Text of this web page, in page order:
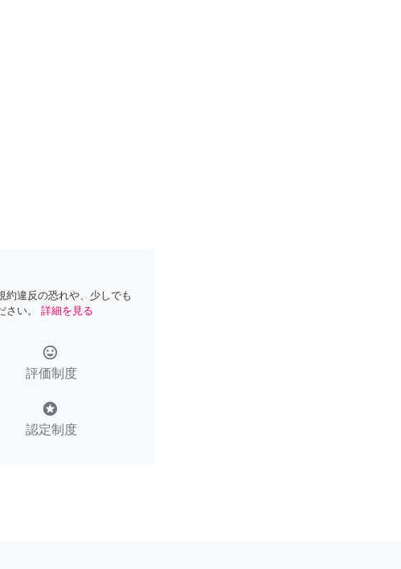
約違反の恐れや、少しでも
い。
詳細を見る
tag_faces
評価制度
stars
認定制度